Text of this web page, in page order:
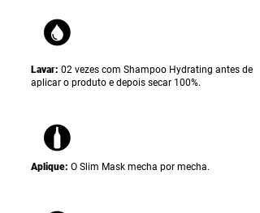
Lavar: 02 vezes com Shampoo Hydrating antes de
aplicar o produto e depois secar 100%.
Aplique: O Slim Mask mecha por mecha.